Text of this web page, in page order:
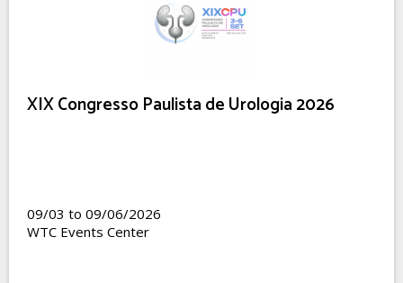
XIX Congresso Paulista de Urologia 2026
09/03 to 09/06/2026
WTC Events Center